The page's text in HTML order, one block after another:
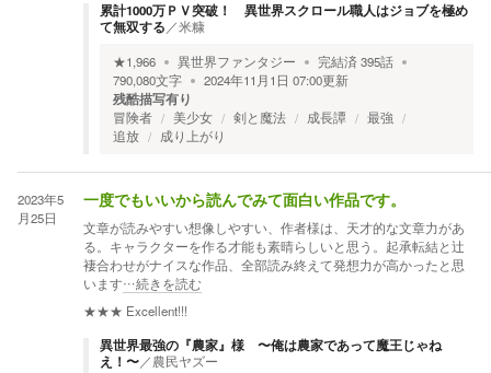
累計1000万ＰＶ突破！ 異世界スクロール職人はジョブを極め
て無双する ／米糠
★1,966 異世界ファンタジー 完結済395話
790,080文字 2024年11月1日 07:00更新
残酷描写有り
冒険者 美少女 剣と魔法 成長譚
最強
追放
成り上がり
2023年5
月25日
一度でもいいから読んでみて面白い作品です。
文章が読みやすい想像しやすい、作者様は、天才的な文章力があ
る。キャラクターを作る才能も素晴らしいと思う。起承転結と辻
褄合わせがナイスな作品、全部読み終えて発想力が高かったと思
います…続きを読む
★★★ Excellent!!!
異世界最強の『農家』様 〜俺は農家であって魔王じゃね
え！〜／農民ヤズー